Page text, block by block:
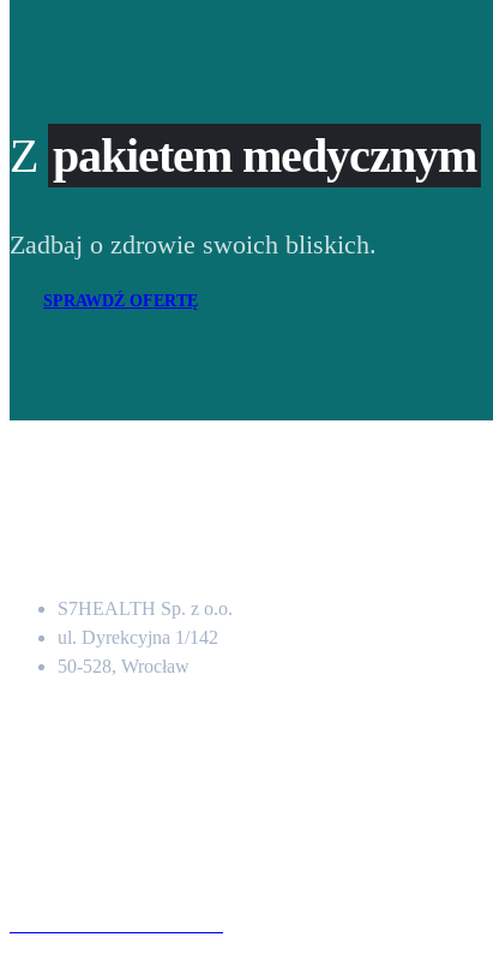
Z pakietem medycznym
Zadbaj o zdrowie swoich bliskich.
SPRAWDŹ OFERTĘ
S7HEALTH Sp. z o.o.
ul. Dyrekcyjna 1/142
50-528, Wrocław